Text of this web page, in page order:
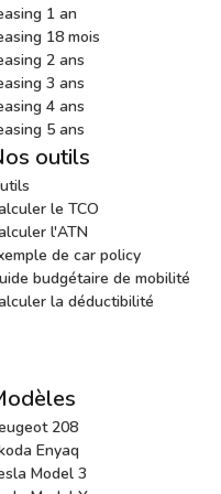
1 an
18 mois
2 ans
3 ans
4 ans
5 ans
outils
le TCO
l'ATN
de car policy
budgétaire de mobilité
la déductibilité
208
Enyaq
Model 3